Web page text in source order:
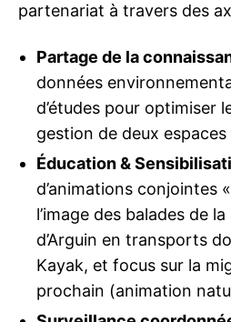
partenariat à travers des
Partage de la
données
d’études pour optimiser
gestion de deux
Éducation &
d’animations conjointes
l’image des balades de
d’Arguin en transports
Kayak, et focus sur la
prochain (animation